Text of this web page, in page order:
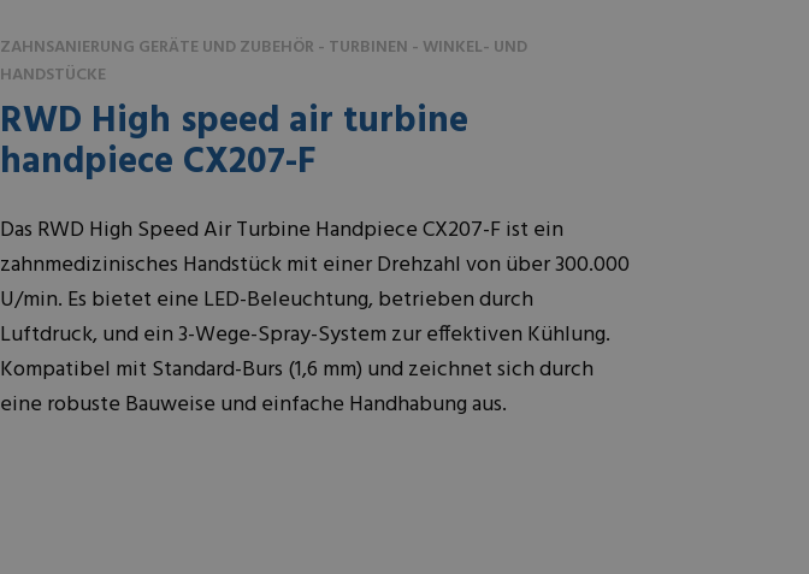
ZAHNSANIERUNG GERÄTE UND ZUBEHÖR - TURBINEN - WINKEL- UND
HANDSTÜCKE
RWD High speed air turbine
handpiece CX207-F
Das RWD High Speed Air Turbine Handpiece CX207-F ist ein
zahnmedizinisches Handstück mit einer Drehzahl von über 300.000
U/min. Es bietet eine LED-Beleuchtung, betrieben durch
Luftdruck, und ein 3-Wege-Spray-System zur effektiven Kühlung.
Kompatibel mit Standard-Burs (1,6 mm) und zeichnet sich durch
eine robuste Bauweise und einfache Handhabung aus.